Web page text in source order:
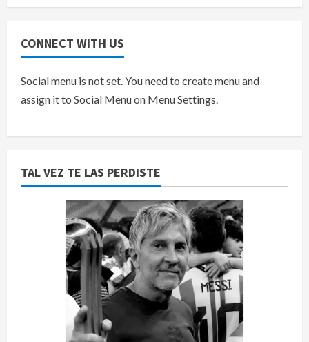
CONNECT WITH US
Social menu is not set. You need to create menu and
assign it to Social Menu on Menu Settings.
TAL VEZ TE LAS PERDISTE